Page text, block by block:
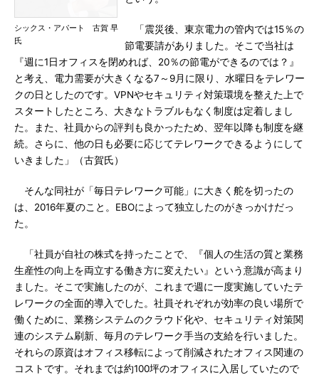
シックス・アパート 古賀 早
氏
「震災後、東京電力の管内では15％の
節電要請がありました。そこで当社は
『週に1日オフィスを閉めれば、20％の節電ができるのでは？』
と考え、電力需要が大きくなる7～9月に限り、水曜日をテレワー
クの日としたのです。VPNやセキュリティ対策環境を整えた上で
スタートしたところ、大きなトラブルもなく制度は定着しまし
た。また、社員からの評判も良かったため、翌年以降も制度を継
続。さらに、他の日も必要に応じてテレワークできるようにして
いきました」（古賀氏）
そんな同社が「毎日テレワーク可能」に大きく舵を切ったの
は、2016年夏のこと。EBOによって独立したのがきっかけだっ
た。
「社員が自社の株式を持ったことで、『個人の生活の質と業務
生産性の向上を両立する働き方に変えたい』という意識が高まり
ました。そこで実施したのが、これまで週に一度実施していたテ
レワークの全面的導入でした。社員それぞれが効率の良い場所で
働くために、業務システムのクラウド化や、セキュリティ対策関
連のシステム刷新、毎月のテレワーク手当の支給を行いました。
それらの原資はオフィス移転によって削減されたオフィス関連の
コストです。それまでは約100坪のオフィスに入居していたので